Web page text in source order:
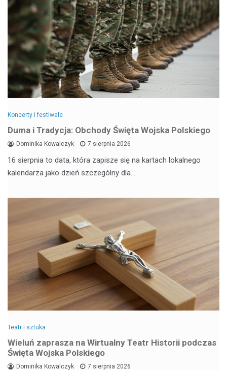
Koncerty i festiwale
Duma i Tradycja: Obchody Święta Wojska Polskiego
Dominika Kowalczyk 7 sierpnia 2026
16 sierpnia to data, która zapisze się na kartach lokalnego
kalendarza jako dzień szczególny dla…
Teatr i sztuka
Wieluń zaprasza na Wirtualny Teatr Historii podczas
Święta Wojska Polskiego
Dominika Kowalczyk 7 sierpnia 2026